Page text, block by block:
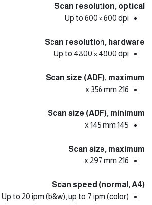
Scan resolution, optical
Up to 600 × 600 dpi
Scan resolution, hardware
Up to 4800 × 4800 dpi
Scan size (ADF), maximum
216 x 356 mm
Scan size (ADF), minimum
145 x 145 mm
Scan size, maximum
216 x 297 mm
Scan speed (normal, A4)
Up to 20 ipm (b&w), up to 7 ipm (color)